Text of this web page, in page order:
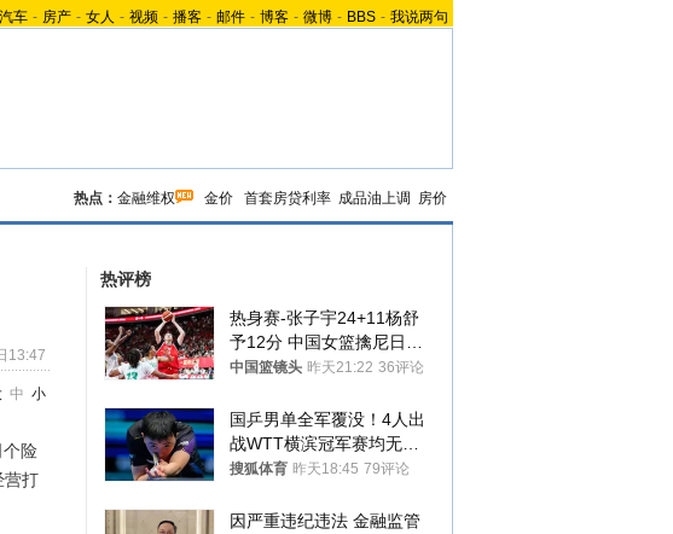
汽车 - 房产 - 女人 - 视频 - 播客 - 邮件 - 博客 - 微博 - BBS - 我说两句
热点： 金融维权 金价 首套房贷利率 成品油上调 房价
13:47
中 小
险
营打
热评榜
热身赛-张子宇24+11杨舒
予12分 中国女篮擒尼日利
亚
中国篮镜头 昨天21:22 36评论
国乒男单全军覆没！4人出
战WTT横滨冠军赛均无缘
八强
搜狐体育 昨天18:45 79评论
因严重违纪违法 金融监管